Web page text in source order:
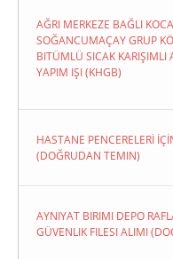
AĞRI MERKEZE BAĞLI
SOĞANCUMAÇAY GRUP
BITÜMLÜ SICAK KARIŞIMLI
YAPIM IŞI (KHGB)
HASTANE PENCERELERİ
(DOĞRUDAN TEMIN)
AYNIYAT BIRIMI DEPO
GÜVENLIK FILESI ALIMI